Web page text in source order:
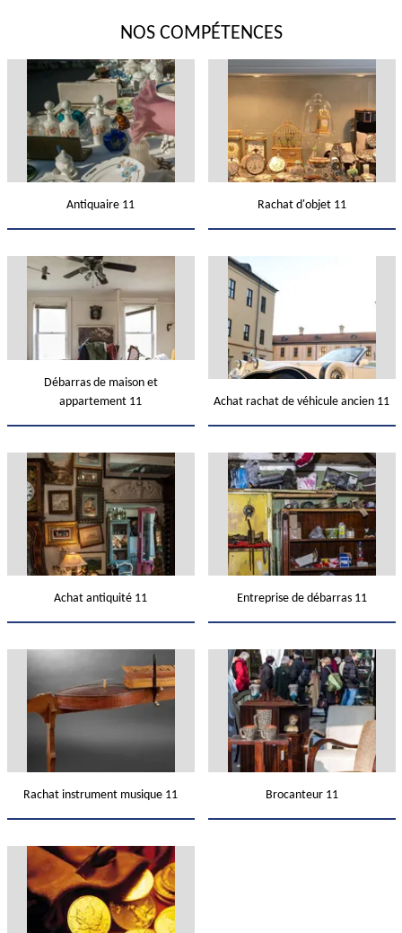
NOS COMPÉTENCES
Antiquaire 11 Rachat d'objet 11
Débarras de maison et
appartement 11
Achat rachat de véhicule ancien 11
Achat antiquité 11 Entreprise de débarras 11
Rachat instrument musique 11 Brocanteur 11